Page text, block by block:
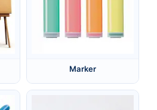
Marker